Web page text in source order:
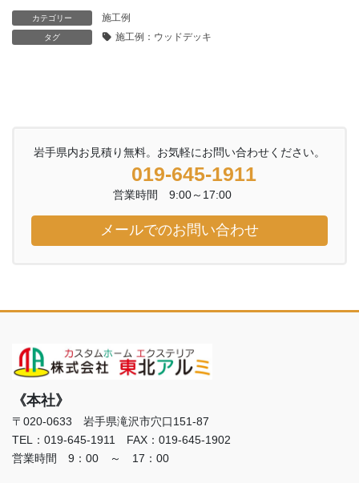
カテゴリー 施工例
タグ 施工例：ウッドデッキ
岩手県内お見積り無料。お気軽にお問い合わせください。
019-645-1911
営業時間 9:00～17:00
メールでのお問い合わせ
《本社》
〒020-0633 岩手県滝沢市穴口151-87
TEL：019-645-1911 FAX：019-645-1902
営業時間 9：00 ～ 17：00